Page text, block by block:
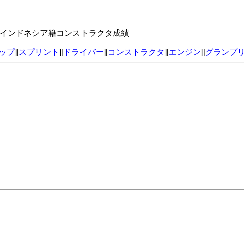
ンドネシア籍コンストラクタ成績
プ][スプリント ][ドライバー][コンストラクタ][エンジン][グランプリ